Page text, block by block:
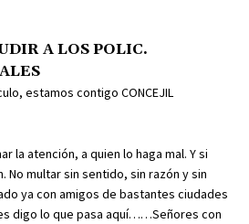
A LOS POLIC.
estamos contigo CONCEJIL
la atención, a quien lo haga mal. Y si
No multar sin sentido, sin razón y sin
ya con amigos de bastantes ciudades
digo lo que pasa aquí……Señores con